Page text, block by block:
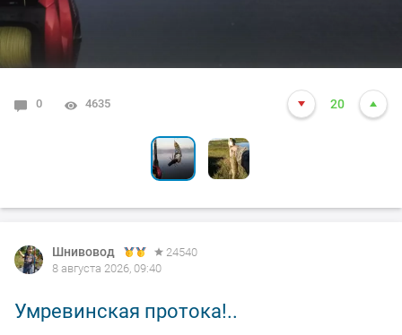
0 4635 20
0 3405 9
Шнивовод
24540
8 августа 2026, 09:40
Умревинская протока!..